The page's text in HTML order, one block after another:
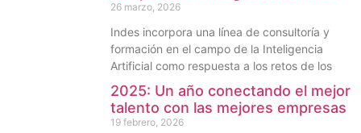
26 marzo, 2026
Indes incorpora una línea de consultoría y
formación en el campo de la Inteligencia
Artificial como respuesta a los retos de los
2025: Un año conectando el mejor
talento con las mejores empresas
19 febrero, 2026